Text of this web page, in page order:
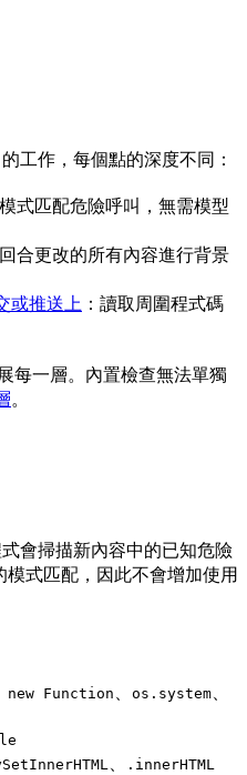
工作，每個點的深度不同：
模式匹配危險呼叫，無需模型
回合更改的所有內容進行背景
或推送上 ：讀取周圍程式碼
每一層。內置檢查無法單獨
。
會掃描新內容中的已知危險
式匹配，因此不會增加使用
new Function os.system
.innerHTML